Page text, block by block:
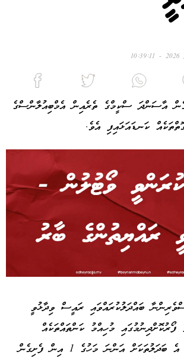
ފެށިގެން އާސަންދަ ސްކީމްގެ ތެރެއިން އެމްބިއުލާންސްގެ
ކަނޑައަޅައިފި އެވެ.
ބައްދަލުކުރައްވައި ރައީސް ވިދާޅުވީ
މުހިއްމު ކަންތައްތަކެއް
ނިންމަވާފައިވާ ކަމަށާއި އެ ބަދަލުތަކަށް އަންނަ މަހުގެ 1 އިން ފެށިގެން